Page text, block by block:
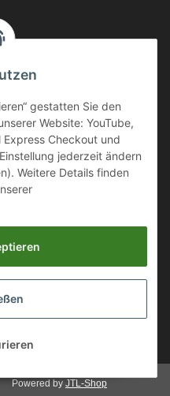
hochwertigen Arbeits- und
SCHÜTZE SCHUHE, SOLID
/ Aluminium
Powered by JTL-Shop
gestatten Sie den
Website: YouTube,
Express Checkout und
jederzeit ändern
Weitere Details finden